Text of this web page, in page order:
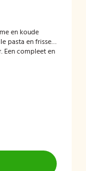
en koude
pasta en frisse
Een compleet en